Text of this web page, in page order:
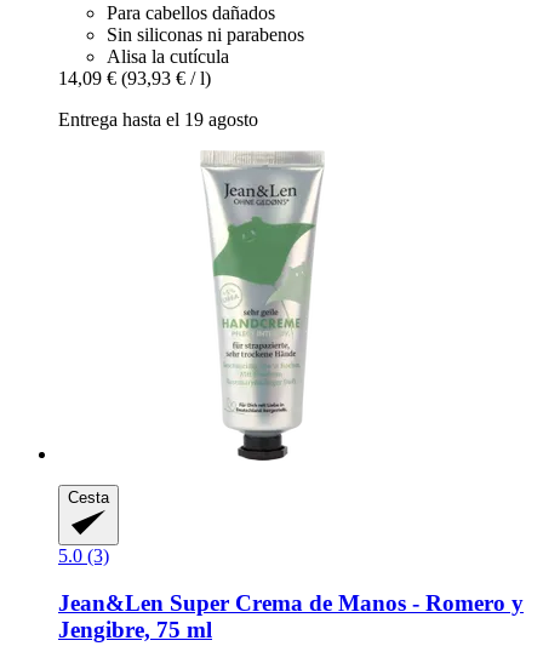
Para cabellos dañados
Sin siliconas ni parabenos
Alisa la cutícula
14,09 € (93,93 € / l)
Entrega hasta el 19 agosto
Cesta
5.0 (3)
Jean&Len Super Crema de Manos -​ Romero y
Jengibre, 75 ml